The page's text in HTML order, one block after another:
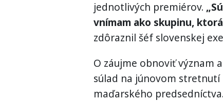
jednotlivých premiérov.
vnímam ako skupinu,
zdôraznil šéf slovenskej
O záujme obnoviť význam
súlad na júnovom
maďarského predsedníctva.